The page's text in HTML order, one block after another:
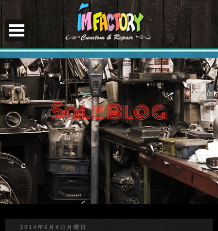
Sale Blog
2014年6月9日月曜日